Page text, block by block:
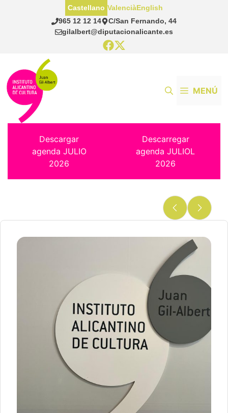
965 12 12 14
C/San Fernando, 44
gilalbert@diputacionalicante.es
Castellano ValenciàEnglish
MENÚ
Descargar
agenda JULIO
2026
Descarregar
agenda JULIOL
2026